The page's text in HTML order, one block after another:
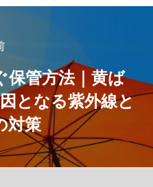
保管方法｜黄ば
となる紫外線と
対策